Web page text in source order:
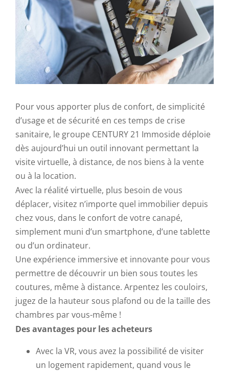
Pour vous apporter plus de confort, de simplicité
d’usage et de sécurité en ces temps de crise
sanitaire, le groupe CENTURY 21 Immoside déploie
dès aujourd’hui un outil innovant permettant la
visite virtuelle, à distance, de nos biens à la vente
ou à la location.
Avec la réalité virtuelle, plus besoin de vous
déplacer, visitez n’importe quel immobilier depuis
chez vous, dans le confort de votre canapé,
simplement muni d’un smartphone, d’une tablette
ou d’un ordinateur.
Une expérience immersive et innovante pour vous
permettre de découvrir un bien sous toutes les
coutures, même à distance. Arpentez les couloirs,
jugez de la hauteur sous plafond ou de la taille des
chambres par vous-même !
Des avantages pour les acheteurs
Avec la VR, vous avez la possibilité de visiter
un logement rapidement, quand vous le